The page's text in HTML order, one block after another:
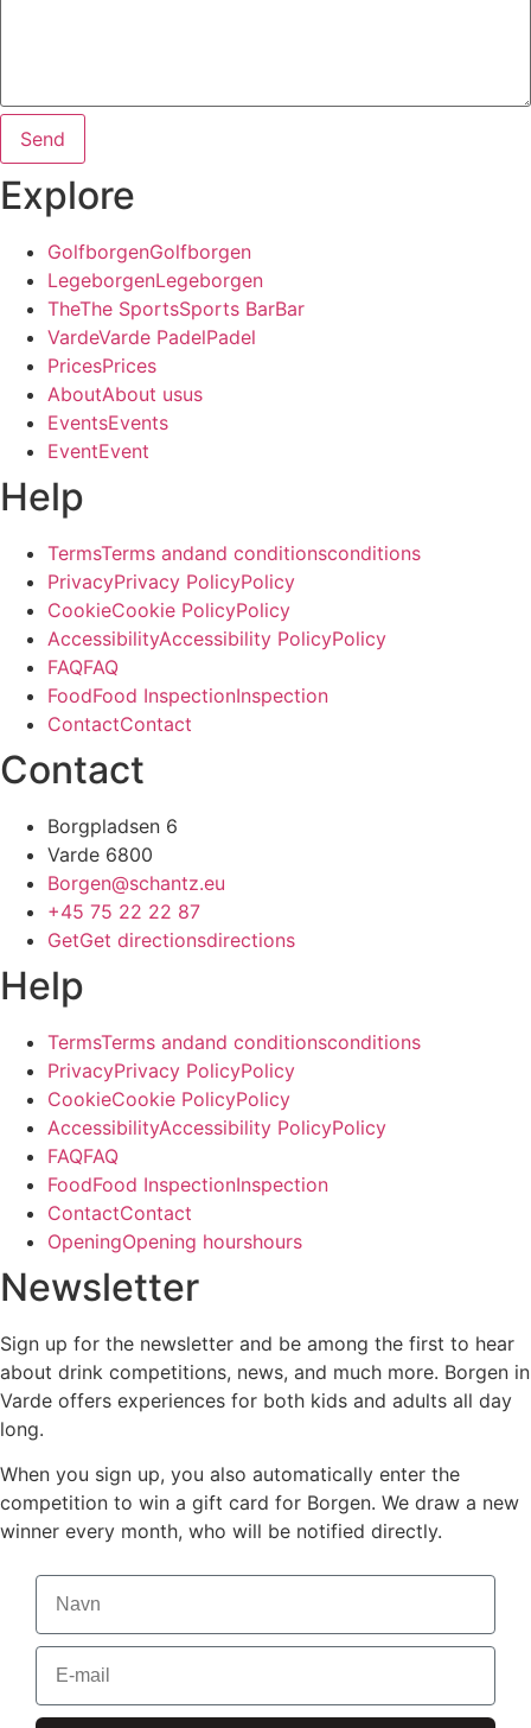
Send
Explore
GolfborgenGolfborgen
LegeborgenLegeborgen
TheThe SportsSports BarBar
VardeVarde PadelPadel
PricesPrices
AboutAbout usus
EventsEvents
EventEvent
Help
TermsTerms andand conditionsconditions
PrivacyPrivacy PolicyPolicy
CookieCookie PolicyPolicy
AccessibilityAccessibility PolicyPolicy
FAQFAQ
FoodFood InspectionInspection
ContactContact
Contact
Borgpladsen 6
Varde 6800
Borgen@schantz.eu
+45 75 22 22 87
GetGet directionsdirections
Help
TermsTerms andand conditionsconditions
PrivacyPrivacy PolicyPolicy
CookieCookie PolicyPolicy
AccessibilityAccessibility PolicyPolicy
FAQFAQ
FoodFood InspectionInspection
ContactContact
OpeningOpening hourshours
Newsletter
Sign up for the newsletter and be among the first to hear
about drink competitions, news, and much more. Borgen in
Varde offers experiences for both kids and adults all day
long.
When you sign up, you also automatically enter the
competition to win a gift card for Borgen. We draw a new
winner every month, who will be notified directly.
Navn
E-mail